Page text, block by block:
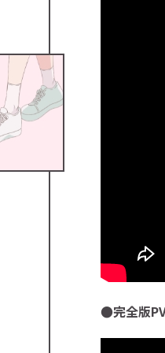
●完全版